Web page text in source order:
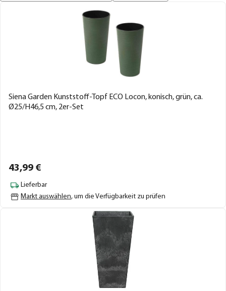
Siena Garden Kunststoff-Topf ECO Locon, konisch, grün, ca.
Ø25/H46,5 cm, 2er-Set
43,99 €
Lieferbar
Markt auswählen, um die Verfügbarkeit zu prüfen